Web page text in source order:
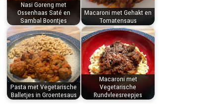
Nasi Goreng met
Ossenhaas Saté en
Sambal Boontjes
Macaroni met Gehakt en
Tomatensaus
Pasta met Vegetarische
Balletjes in Groentesaus
Macaroni met
Vegetarische
Rundvleesreepjes